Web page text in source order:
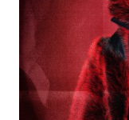
達
人
推
自
媒